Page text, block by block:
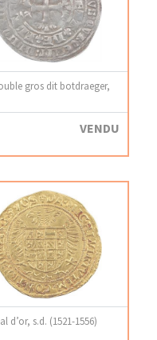
gros dit botdraeger,
VENDU
d’or, s.d. (1521-1556)